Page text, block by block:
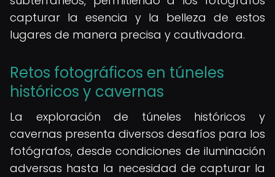
capturar la esencia y la belleza de estos
lugares de manera precisa y cautivadora.
Retos fotográficos en túneles
históricos y cavernas
La exploración de túneles históricos y
cavernas presenta diversos desafíos para los
fotógrafos, desde condiciones de iluminación
adversas hasta la necesidad de capturar la